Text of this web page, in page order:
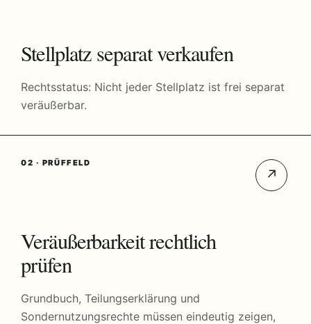
Stellplatz separat verkaufen
Rechtsstatus: Nicht jeder Stellplatz ist frei separat
veräußerbar.
02 · PRÜFFELD
↗
Veräußerbarkeit rechtlich
prüfen
Grundbuch, Teilungserklärung und
Sondernutzungsrechte müssen eindeutig zeigen,